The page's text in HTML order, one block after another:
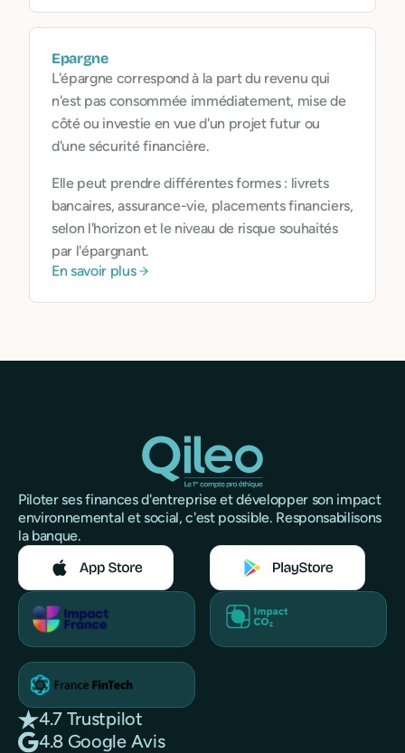
vers des pratiques plus durables et une
plateforme qui valorise la responsabilité.
Epargne
L'épargne correspond à la part du revenu qui
n'est pas consommée immédiatement, mise de
côté ou investie en vue d'un projet futur ou
d'une sécurité financière.
Elle peut prendre différentes formes : livrets
bancaires, assurance-vie, placements financiers,
selon l'horizon et le niveau de risque souhaités
par l'épargnant.
En savoir plus
Piloter ses finances d'entreprise et développer son impact
environnemental et social, c'est possible. Responsabilisons
la banque.
4.7 Trustpilot
4.8 Google Avis